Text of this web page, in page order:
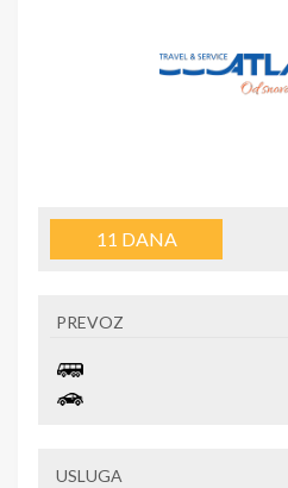
11 DANA
PREVOZ
USLUGA